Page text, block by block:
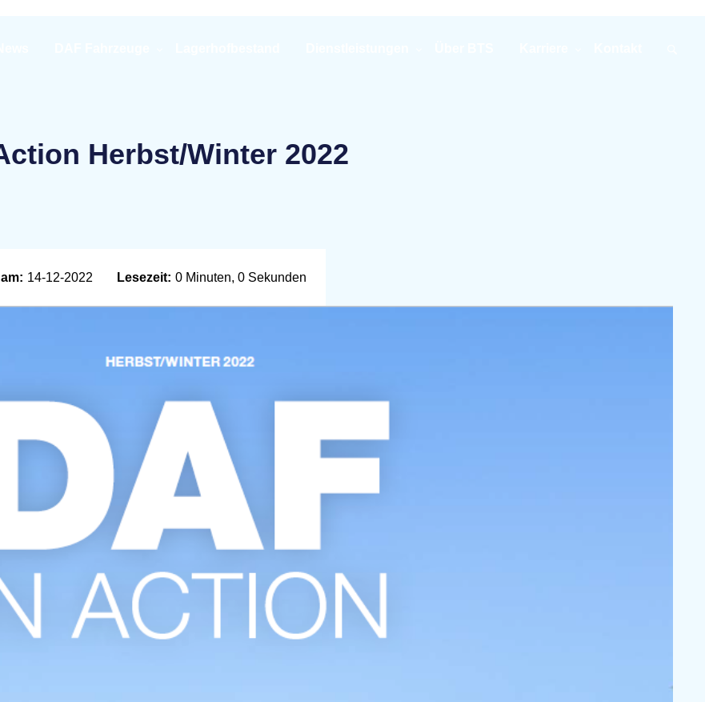
Herbst/Winter 2022
14-12-2022 Lesezeit: 0 Minuten, 0 Sekunden